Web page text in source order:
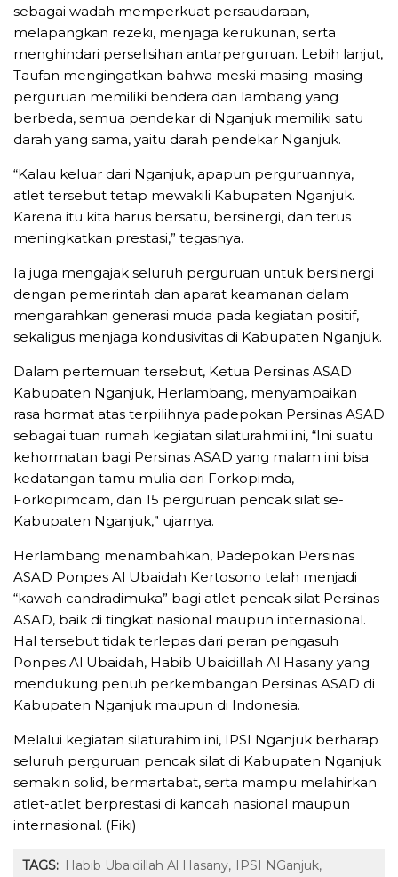
sebagai wadah memperkuat persaudaraan,
melapangkan rezeki, menjaga kerukunan, serta
menghindari perselisihan antarperguruan. Lebih lanjut,
Taufan mengingatkan bahwa meski masing-masing
perguruan memiliki bendera dan lambang yang
berbeda, semua pendekar di Nganjuk memiliki satu
darah yang sama, yaitu darah pendekar Nganjuk.
“Kalau keluar dari Nganjuk, apapun perguruannya,
atlet tersebut tetap mewakili Kabupaten Nganjuk.
Karena itu kita harus bersatu, bersinergi, dan terus
meningkatkan prestasi,” tegasnya.
Ia juga mengajak seluruh perguruan untuk bersinergi
dengan pemerintah dan aparat keamanan dalam
mengarahkan generasi muda pada kegiatan positif,
sekaligus menjaga kondusivitas di Kabupaten Nganjuk.
Dalam pertemuan tersebut, Ketua Persinas ASAD
Kabupaten Nganjuk, Herlambang, menyampaikan
rasa hormat atas terpilihnya padepokan Persinas ASAD
sebagai tuan rumah kegiatan silaturahmi ini, “Ini suatu
kehormatan bagi Persinas ASAD yang malam ini bisa
kedatangan tamu mulia dari Forkopimda,
Forkopimcam, dan 15 perguruan pencak silat se-
Kabupaten Nganjuk,” ujarnya.
Herlambang menambahkan, Padepokan Persinas
ASAD Ponpes Al Ubaidah Kertosono telah menjadi
“kawah candradimuka” bagi atlet pencak silat Persinas
ASAD, baik di tingkat nasional maupun internasional.
Hal tersebut tidak terlepas dari peran pengasuh
Ponpes Al Ubaidah, Habib Ubaidillah Al Hasany yang
mendukung penuh perkembangan Persinas ASAD di
Kabupaten Nganjuk maupun di Indonesia.
Melalui kegiatan silaturahim ini, IPSI Nganjuk berharap
seluruh perguruan pencak silat di Kabupaten Nganjuk
semakin solid, bermartabat, serta mampu melahirkan
atlet-atlet berprestasi di kancah nasional maupun
internasional. (Fiki)
TAGS: Habib Ubaidillah Al Hasany IPSI NGanjuk